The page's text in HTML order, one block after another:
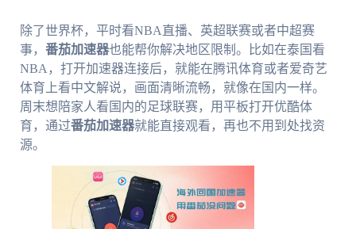
除了世界杯，平时看NBA直播、英超联赛或者中超赛
事， 番茄加速器也能帮你解决地区限制。比如在泰国看
NBA，打开加速器连接后，就能在腾讯体育或者爱奇艺
体育上看中文解说，画面清晰流畅，就像在国内一样。
周末想陪家人看国内的足球联赛，用平板打开优酷体
育，通过番茄加速器就能直接观看，再也不用到处找资
源。